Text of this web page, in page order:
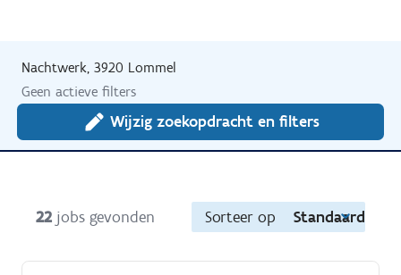
Nachtwerk, 3920 Lommel
Geen actieve filters
Wijzig zoekopdracht en filters
22 jobs gevonden Sorteer op Standaard